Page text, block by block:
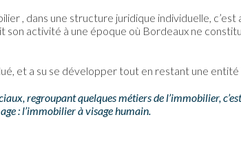
, dans une structure juridique individuelle,
son activité à une époque où Bordeaux ne
et a su se développer tout en restant une entité
regroupant quelques métiers de l’immobilier,
: l’immobilier à visage humain.